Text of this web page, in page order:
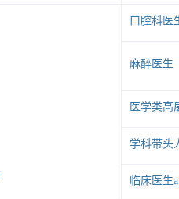
口腔科医
麻醉医生
医学类高
学科带头
头人
临床医生a